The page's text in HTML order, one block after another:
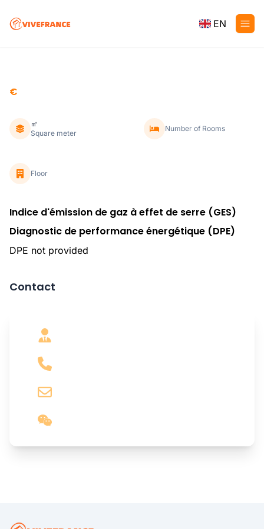
EN
€
㎡
Square meter
Number of Rooms
Floor
Indice d'émission de gaz à effet de serre (GES)
Diagnostic de performance énergétique (DPE)
DPE not provided
Contact